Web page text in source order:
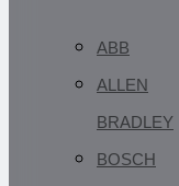
ABB
ALLEN
BRADLEY
BOSCH